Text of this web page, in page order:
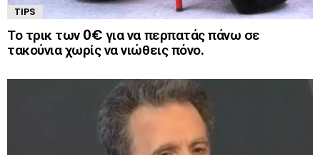
TIPS
Το τρικ των 0€ για να περπατάς πάνω σε
τακούνια χωρίς να νιώθεις πόνο.